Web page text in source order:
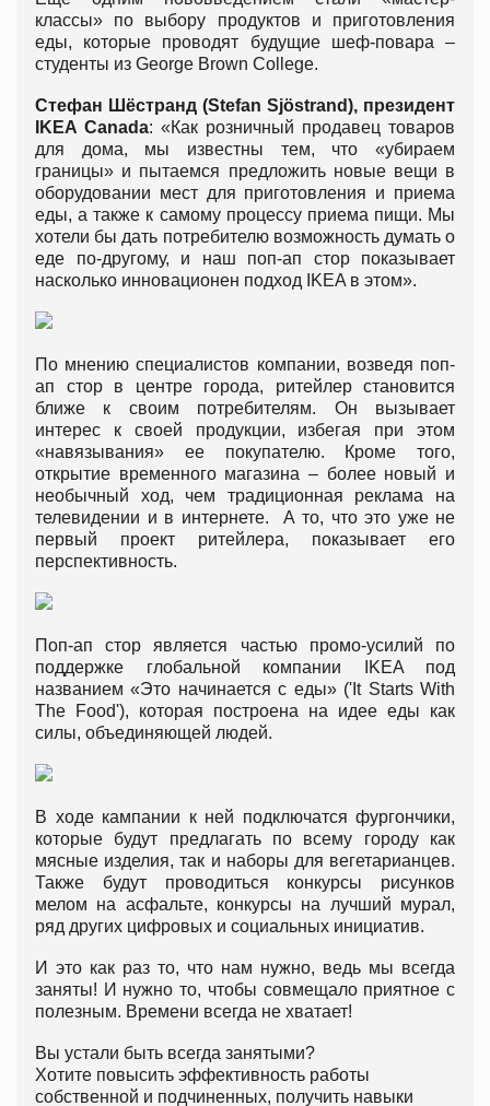
классы» по выбору продуктов и приготовления
еды, которые проводят будущие шеф-повара –
студенты из George Brown College.
Стефан Шёстранд (Stefan Sjöstrand), президент
IKEA Canada: «Как розничный продавец товаров
для дома, мы известны тем, что «убираем
границы» и пытаемся предложить новые вещи в
оборудовании мест для приготовления и приема
еды, а также к самому процессу приема пищи. Мы
хотели бы дать потребителю возможность думать о
еде по-другому, и наш поп-ап стор показывает
насколько инновационен подход IKEA в этом».
По мнению специалистов компании, возведя поп-
ап стор в центре города, ритейлер становится
ближе к своим потребителям. Он вызывает
интерес к своей продукции, избегая при этом
«навязывания» ее покупателю. Кроме того,
открытие временного магазина – более новый и
необычный ход, чем традиционная реклама на
телевидении и в интернете. А то, что это уже не
первый проект ритейлера, показывает его
перспективность.
Поп-ап стор является частью промо-усилий по
поддержке глобальной компании IKEA под
названием «Это начинается с еды» ('It Starts With
The Food'), которая построена на идее еды как
силы, объединяющей людей.
В ходе кампании к ней подключатся фургончики,
которые будут предлагать по всему городу как
мясные изделия, так и наборы для вегетарианцев.
Также будут проводиться конкурсы рисунков
мелом на асфальте, конкурсы на лучший мурал,
ряд других цифровых и социальных инициатив.
И это как раз то, что нам нужно, ведь мы всегда
заняты! И нужно то, чтобы совмещало приятное с
полезным. Времени всегда не хватает!
Вы устали быть всегда занятыми?
Хотите повысить эффективность работы
собственной и подчиненных, получить навыки